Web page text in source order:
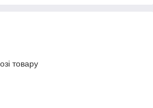
товару